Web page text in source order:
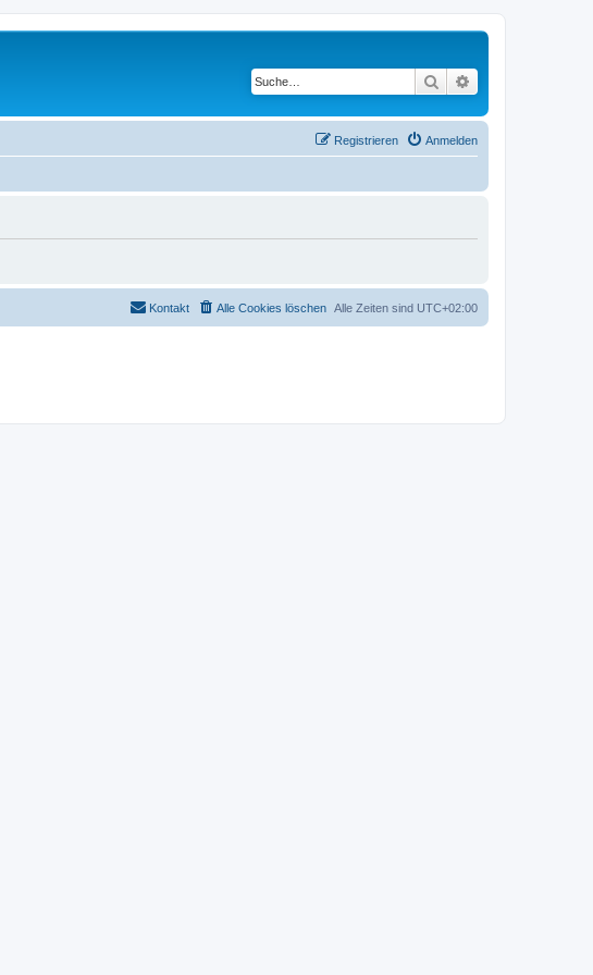
Suche
Anmelden
Registrieren
Alle Zeiten sind UTC+02:00
Alle Cookies löschen
Kontakt